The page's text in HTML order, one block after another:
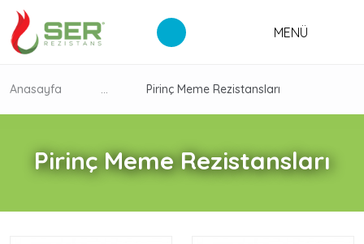
MENÜ
Pirinç Meme Rezistansları
Anasayfa ... Pirinç Meme Rezistansları